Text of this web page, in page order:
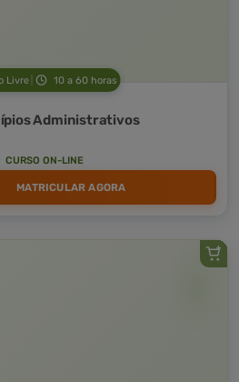
Livre 10 a 60 horas
Administrativos
CURSO ON-LINE
MATRICULAR AGORA